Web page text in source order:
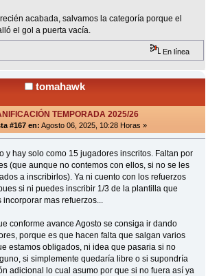
acabada, salvamos la categoría porque el
el gol a puerta vacía.
En línea
tomahawk
TEMPORADA 2025/26
#167 en: Agosto 06, 2025, 10:28 Horas »
y hay solo como 15 jugadores inscritos. Faltan por
(que aunque no contemos con ellos, si no se les
a inscribirlos). Ya ni cuento con los refuerzos
si ni puedes inscribir 1/3 de la plantilla que
mas refuerzos...
conforme avance Agosto se consiga ir dando
porque es que hacen falta que salgan varios
estamos obligados, ni idea que pasaria si no
si simplemente quedaría libre o si supondría
adicional lo cual asumo por que si no fuera así ya